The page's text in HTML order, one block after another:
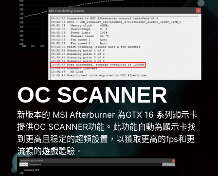
OC SCANNER
新版本的 MSI Afterburner 為GTX 16 系列顯示卡
提供OC SCANNER功能。此功能自動為顯示卡找
到更高且稳定的超頻設置，以獲取更高的fps和更
流暢的遊戲體驗。